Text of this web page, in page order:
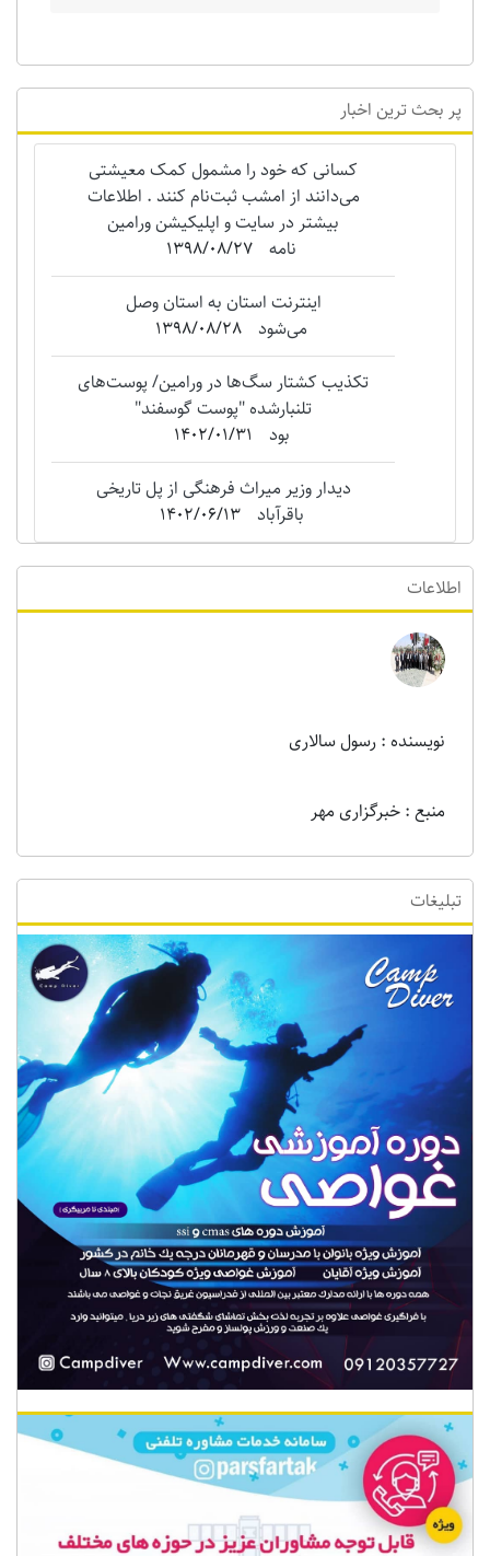
پر بحث ترین اخبار
کسانی که خود را مشمول کمک معیشتی
می‌دانند از امشب ثبت‌نام کنند . اطلاعات
بیشتر در سایت و اپلیکیشن ورامین
نامه 1398/08/27
اینترنت استان به استان وصل
می‌شود
1398/08/28
تکذیب کشتار سگ‌ها در ورامین/ پوست‌های
تلنبارشده "‌پوست گوسفند"
بود
1402/01/31
دیدار وزیر میراث فرهنگی از پل تاریخی
باقرآباد
1402/06/13
اطلاعات
نویسنده : رسول سالاری
منبع : خبرگزاری مهر
تبلیغات